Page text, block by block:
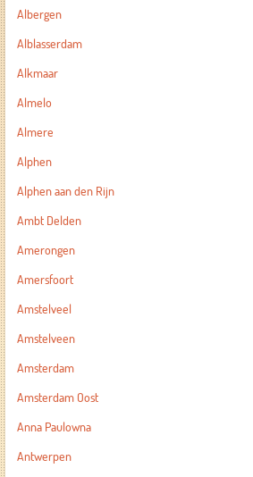
Albergen
Alblasserdam
Alkmaar
Almelo
Almere
Alphen
Alphen aan den Rijn
Ambt Delden
Amerongen
Amersfoort
Amstelveel
Amstelveen
Amsterdam
Amsterdam Oost
Anna Paulowna
Antwerpen